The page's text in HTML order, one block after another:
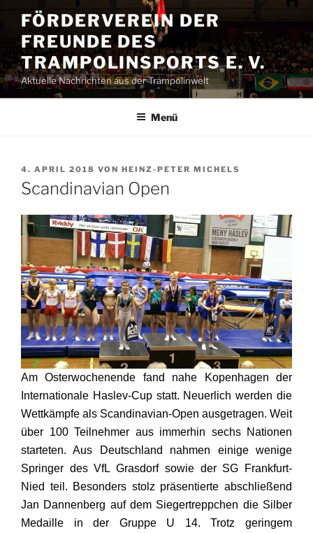
Inhalt
springen
FÖRDERVEREIN DER
FREUNDE DES
TRAMPOLINSPORTS E. V.
Aktuelle Nachrichten aus der Trampolinwelt
Menü
VERÖFFENTLICHT
AM
4. APRIL 2018 VON HEINZ-PETER MICHELS
Scandinavian Open
Am Osterwochenende fand nahe Kopenhagen der
Internationale Haslev-Cup statt. Neuerlich werden die
Wettkämpfe als Scandinavian-Open ausgetragen. Weit
über 100 Teilnehmer aus immerhin sechs Nationen
starteten. Aus Deutschland nahmen einige wenige
Springer des VfL Grasdorf sowie der SG Frankfurt-
Nied teil. Besonders stolz präsentierte abschließend
Jan Dannenberg auf dem Siegertreppchen die Silber
Medaille in der Gruppe U 14. Trotz geringem